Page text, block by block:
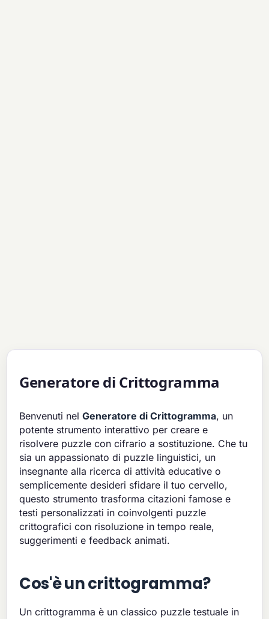
Generatore di Crittogramma
Benvenuti nelGeneratore di Crittogramma, un
potente strumento interattivo per creare e
risolvere puzzle con cifrario a sostituzione. Che tu
sia un appassionato di puzzle linguistici, un
insegnante alla ricerca di attività educative o
semplicemente desideri sfidare il tuo cervello,
questo strumento trasforma citazioni famose e
testi personalizzati in coinvolgenti puzzle
crittografici con risoluzione in tempo reale,
suggerimenti e feedback animati.
Cos'è un crittogramma?
Un crittogramma è un classico puzzle testuale in